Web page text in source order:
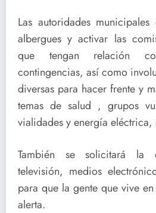
Las autoridades
albergues y activar las
que tengan relación
contingencias, así como
diversas para hacer frente y
temas de salud , grupos
vialidades y energía eléctrica,
También se solicitará la
televisión, medios
para que la gente que vive
alerta.